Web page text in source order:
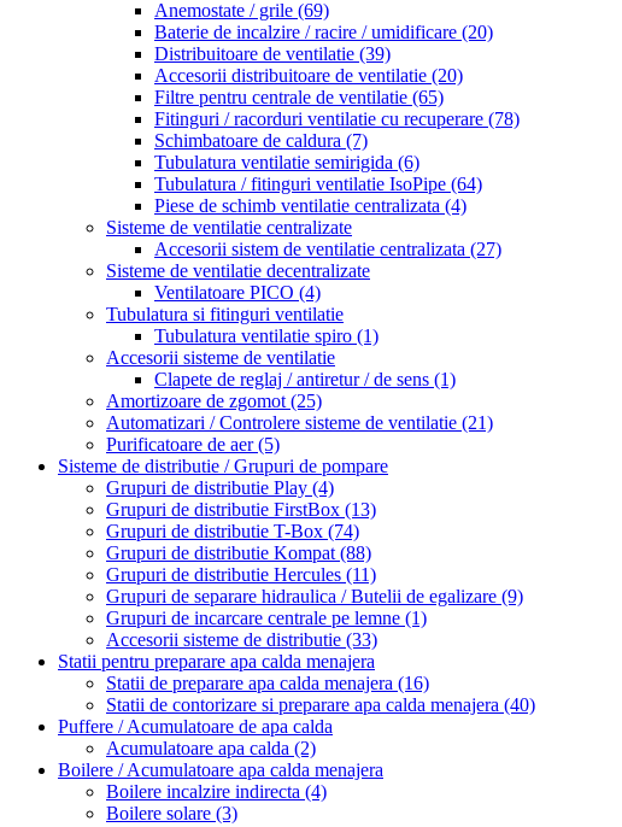
Anemostate / grile (69)
Baterie de incalzire / racire / umidificare (20)
Distribuitoare de ventilatie (39)
Accesorii distribuitoare de ventilatie (20)
Filtre pentru centrale de ventilatie (65)
Fitinguri / racorduri ventilatie cu recuperare (78)
Schimbatoare de caldura (7)
Tubulatura ventilatie semirigida (6)
Tubulatura / fitinguri ventilatie IsoPipe (64)
Piese de schimb ventilatie centralizata (4)
Sisteme de ventilatie centralizate
Accesorii sistem de ventilatie centralizata (27)
Sisteme de ventilatie decentralizate
Ventilatoare PICO (4)
Tubulatura si fitinguri ventilatie
Tubulatura ventilatie spiro (1)
Accesorii sisteme de ventilatie
Clapete de reglaj / antiretur / de sens (1)
Amortizoare de zgomot (25)
Automatizari / Controlere sisteme de ventilatie (21)
Purificatoare de aer(5)
Sisteme de distributie / Grupuri de pompare
Grupuri de distributie Play (4)
Grupuri de distributie FirstBox (13)
Grupuri de distributie T-Box (74)
Grupuri de distributie Kompat (88)
Grupuri de distributie Hercules (11)
Grupuri de separare hidraulica / Butelii de egalizare (9)
Grupuri de incarcare centrale pe lemne (1)
Accesorii sisteme de distributie (33)
Statii pentru preparare apa calda menajera
Statii de preparare apa calda menajera (16)
Statii de contorizare si preparare apa calda menajera (40)
Puffere / Acumulatoare de apa calda
Acumulatoare apa calda (2)
Boilere / Acumulatoare apa calda menajera
Boilere incalzire indirecta (4)
Boilere solare (3)